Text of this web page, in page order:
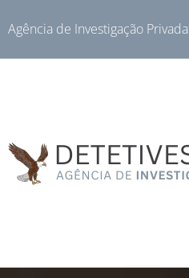
Agência de Investigação